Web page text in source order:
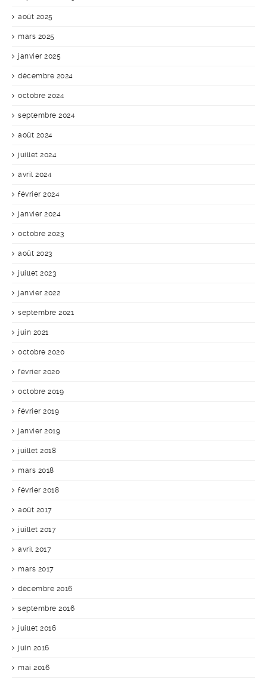
août 2025
mars 2025
janvier 2025
décembre 2024
octobre 2024
septembre 2024
août 2024
juillet 2024
avril 2024
février 2024
janvier 2024
octobre 2023
août 2023
juillet 2023
janvier 2022
septembre 2021
juin 2021
octobre 2020
février 2020
octobre 2019
février 2019
janvier 2019
juillet 2018
mars 2018
février 2018
août 2017
juillet 2017
avril 2017
mars 2017
décembre 2016
septembre 2016
juillet 2016
juin 2016
mai 2016